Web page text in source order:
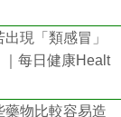
現「類感冒」
每日健康Healt
藥物比較容易造